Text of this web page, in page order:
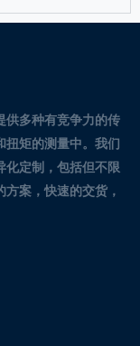
供多种有竞争力的传
矩的测量中。 我们
化定制，包括但不限
案，快速的交货，